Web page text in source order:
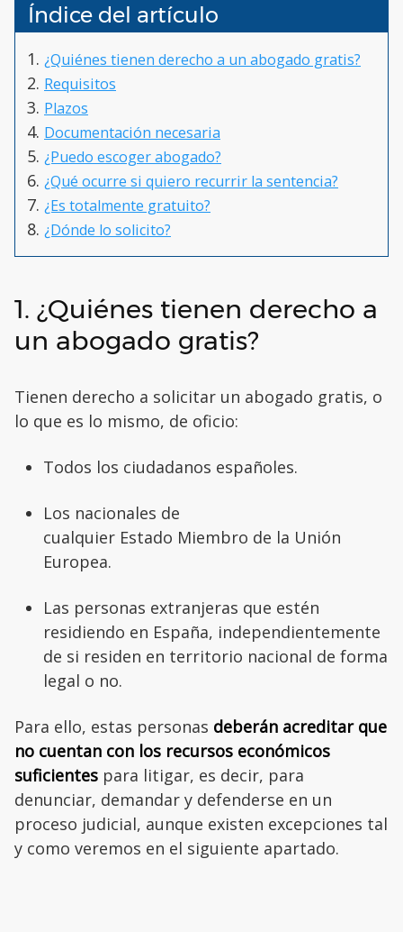
Índice del artículo
¿Quiénes tienen derecho a un abogado gratis?
Requisitos
Plazos
Documentación necesaria
¿Puedo escoger abogado?
¿Qué ocurre si quiero recurrir la sentencia?
¿Es totalmente gratuito?
¿Dónde lo solicito?
1. ¿Quiénes tienen derecho a
un abogado gratis?
Tienen derecho a solicitar un abogado gratis, o
lo que es lo mismo, de oficio:
Todos los ciudadanos españoles.
Los nacionales de
cualquier Estado Miembro de la Unión
Europea.
Las personas extranjeras que estén
residiendo en España, independientemente
de si residen en territorio nacional de forma
legal o no.
Para ello, estas personas deberán acreditar que
no cuentan con los recursos económicos
suficientes para litigar, es decir, para
denunciar, demandar y defenderse en un
proceso judicial, aunque existen excepciones tal
y como veremos en el siguiente apartado.